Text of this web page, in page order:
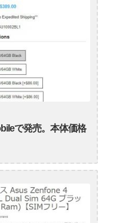
で発売。本体価格